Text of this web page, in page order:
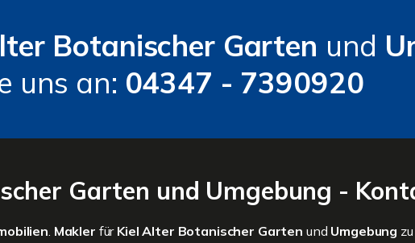
Botanischer Garten und
uns an: 04347 - 7390920
Garten und Umgebung -
. Makler für Kiel Alter Botanischer Garten und Umgebung